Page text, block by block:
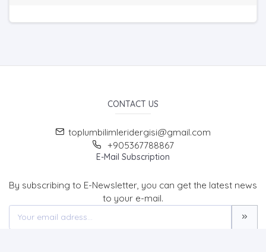
CONTACT US
toplumbilimleridergisi@gmail.com
+905367788867
E-Mail Subscription
By subscribing to E-Newsletter, you can get the latest news
to your e-mail.